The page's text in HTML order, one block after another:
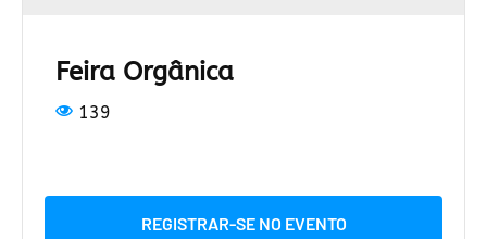
Feira Orgânica
139
REGISTRAR-SE NO EVENTO